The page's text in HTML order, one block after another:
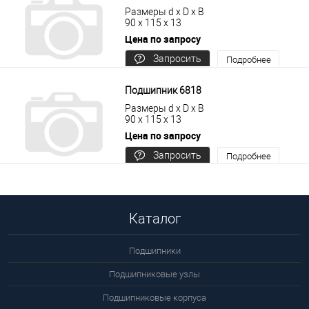
Размеры d x D x B
90 x 115 x 13
Цена по запросу
Запросить
Подробнее
Подшипник 6818
Размеры d x D x B
90 x 115 x 13
Цена по запросу
Запросить
Подробнее
Каталог
Подшипники
Подшипниковые узлы
Подшипниковые корпуса